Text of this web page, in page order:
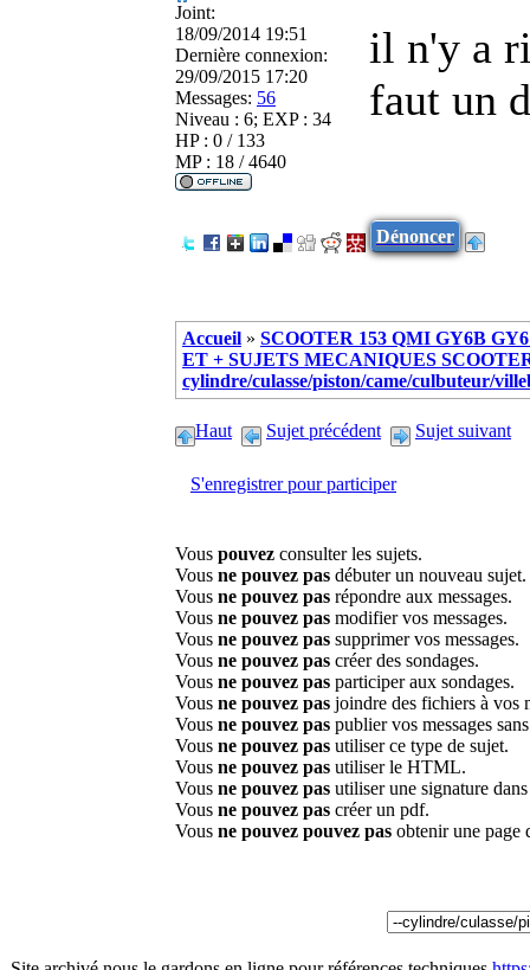
Joint:
18/09/2014 19:51
Dernière connexion:
29/09/2015 17:20
Messages: 56
Niveau : 6; EXP : 34
HP : 0 / 133
MP : 18 / 4640
il n'y a
faut un
Dénoncer
Accueil » SCOOTER 153 QMI GY6B
ET + SUJETS MECANIQUES
cylindre/culasse/piston/came/culbuteur/
Haut Sujet précédent Sujet suivant
S'enregistrer pour participer
Vous pouvez consulter les sujets.
Vous ne pouvez pas débuter un nouveau sujet.
Vous ne pouvez pas répondre aux messages.
Vous ne pouvez pas modifier vos messages.
Vous ne pouvez pas supprimer vos messages.
Vous ne pouvez pas créer des sondages.
Vous ne pouvez pas participer aux sondages.
Vous ne pouvez pas joindre des fichiers à vos
Vous ne pouvez pas publier vos messages
Vous ne pouvez pas utiliser ce type de sujet.
Vous ne pouvez pas utiliser le HTML.
Vous ne pouvez pas utiliser une signature
Vous ne pouvez pas créer un pdf.
Vous ne pouvez pouvez pas obtenir une page